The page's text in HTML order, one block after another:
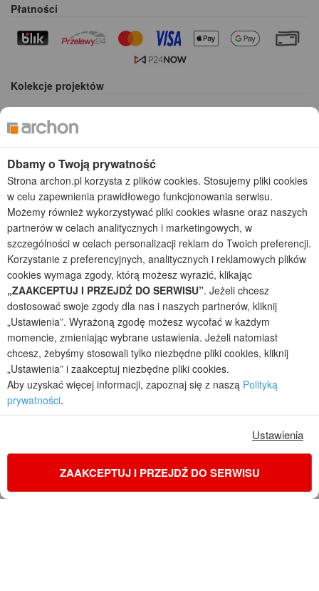
Płatności
Kolekcje projektów
Projekty domów tanich w budowie
Projekty domów szeregowych
Projekty małych domów (do 150 m2)
Projekty domów wielorodzinnych
Projekty domów bliźniaczych
Projekty domów nowoczesnych
Projekty domów parterowych
2026 © ARCHON+ Biuro Projektów - Tradycyjne i nowoczesne gotowe
projekty domów - autorska pracownia architektoniczna założona w 1990r.
przez arch. Barbarę Mendel
Z uwagi na ciągłe doskonalenie procesu powstawania projektów (zgodnie z
normą ISO 9001), prezentowane na stronie projekty domów mogą
nieznacznie różnić się od dokumentacji technicznej.
Informujemy, iż w celu optymalizacji treści dostępnych w naszym sklepie,
dostosowania ich do Państwa indywidualnych potrzeb korzystamy z
informacji zapisanych za pomocą plików cookies na urządzeniach
końcowych użytkowników. Pliki cookies użytkownik może kontrolować za
pomocą ustawień swojej przeglądarki internetowej. Dalsze korzystanie z
naszego serwisu internetowego, bez zmiany ustawień przeglądarki
Polityka prywatności
Regulamin sklepu internetowego
Reklamacje
Jak zmienić ustawienia cookies
Dbamy o Twoją prywatność
Strona archon.pl korzysta z plików cookies. Stosujemy pliki cookies
w celu zapewnienia prawidłowego funkcjonowania serwisu.
Możemy również wykorzystywać pliki cookies własne oraz naszych
partnerów w celach analitycznych i marketingowych, w
szczególności w celach personalizacji reklam do Twoich preferencji.
Korzystanie z preferencyjnych, analitycznych i reklamowych plików
cookies wymaga zgody, którą możesz wyrazić, klikając
„ZAAKCEPTUJ I PRZEJDŹ DO SERWISU”. Jeżeli chcesz
dostosować swoje zgody dla nas i naszych partnerów, kliknij
„Ustawienia”. Wyrażoną zgodę możesz wycofać w każdym
momencie, zmieniając wybrane ustawienia. Jeżeli natomiast
chcesz, żebyśmy stosowali tylko niezbędne pliki cookies, kliknij
„Ustawienia” i zaakceptuj niezbędne pliki cookies.
Aby uzyskać więcej informacji, zapoznaj się z naszą Polityką
prywatności.
Ustawienia
ZAAKCEPTUJ I PRZEJDŹ DO SERWISU